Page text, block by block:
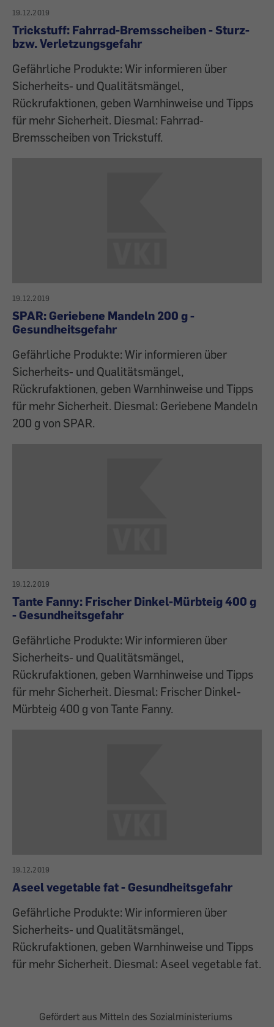
19.12.2019
Trickstuff: Fahrrad-Bremsscheiben - Sturz-
bzw. Verletzungsgefahr
Gefährliche Produkte: Wir informieren über
Sicherheits- und Qualitätsmängel,
Rückrufaktionen, geben Warnhinweise und Tipps
für mehr Sicherheit. Diesmal: Fahrrad-
Bremsscheiben von Trickstuff.
19.12.2019
SPAR: Geriebene Mandeln 200 g -
Gesundheitsgefahr
Gefährliche Produkte: Wir informieren über
Sicherheits- und Qualitätsmängel,
Rückrufaktionen, geben Warnhinweise und Tipps
für mehr Sicherheit. Diesmal: Geriebene Mandeln
200 g von SPAR.
19.12.2019
Tante Fanny: Frischer Dinkel-Mürbteig 400 g
- Gesundheitsgefahr
Gefährliche Produkte: Wir informieren über
Sicherheits- und Qualitätsmängel,
Rückrufaktionen, geben Warnhinweise und Tipps
für mehr Sicherheit. Diesmal: Frischer Dinkel-
Mürbteig 400 g von Tante Fanny.
19.12.2019
Aseel vegetable fat - Gesundheitsgefahr
Gefährliche Produkte: Wir informieren über
Sicherheits- und Qualitätsmängel,
Rückrufaktionen, geben Warnhinweise und Tipps
für mehr Sicherheit. Diesmal: Aseel vegetable fat.
Gefördert aus Mitteln des Sozialministeriums